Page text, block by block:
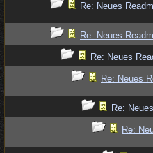
Re: Neues
Re: Neues
Re: Neues
Re: Neues
Re:
Re: